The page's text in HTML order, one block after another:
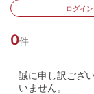
ログイン
0件
誠に申し訳ござ
いません。